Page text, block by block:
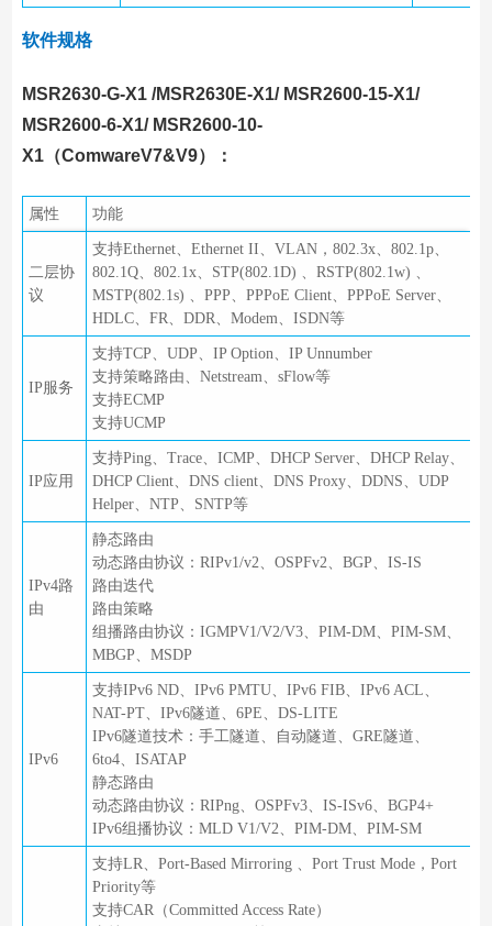
软件规格
MSR2630-G-X1 /MSR2630E-X1/ MSR2600-15-X1/
MSR2600-6-X1/ MSR2600-10-
X1（ComwareV7&V9）：
属性 功能
二层协
议
支持Ethernet、Ethernet II、VLAN，802.3x、802.1p、
802.1Q、802.1x、STP(802.1D) 、RSTP(802.1w) 、
MSTP(802.1s) 、PPP、PPPoE Client、PPPoE Server、
HDLC、FR、DDR、Modem、ISDN等
IP服务
支持TCP、UDP、IP Option、IP Unnumber
支持策略路由、Netstream、sFlow等
支持ECMP
支持UCMP
IP应用
支持Ping、Trace、ICMP、DHCP Server、DHCP Relay、
DHCP Client、DNS client、DNS Proxy、DDNS、UDP
Helper、NTP、SNTP等
IPv4路
由
静态路由
动态路由协议：RIPv1/v2、OSPFv2、BGP、IS-IS
路由迭代
路由策略
组播路由协议：IGMPV1/V2/V3、PIM-DM、PIM-SM、
MBGP、MSDP
IPv6
支持IPv6 ND、IPv6 PMTU、IPv6 FIB、IPv6 ACL、
NAT-PT、IPv6隧道、6PE、DS-LITE
IPv6隧道技术：手工隧道、自动隧道、GRE隧道、
6to4、ISATAP
静态路由
动态路由协议：RIPng、OSPFv3、IS-ISv6、BGP4+
IPv6组播协议：MLD V1/V2、PIM-DM、PIM-SM
支持LR、Port-Based Mirroring 、Port Trust Mode，Port
Priority等
支持CAR（Committed Access Rate）